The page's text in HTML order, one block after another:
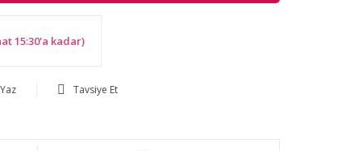
15:30'a kadar)
Tavsiye Et